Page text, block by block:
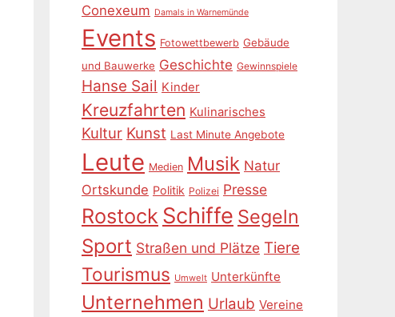
Conexeum Damals in Warnemünde
Events Fotowettbewerb Gebäude
und Bauwerke Geschichte Gewinnspiele
Hanse Sail Kinder
Kreuzfahrten Kulinarisches
Kultur Kunst Last Minute Angebote
Leute Medien Musik Natur
Ortskunde Politik Polizei Presse
Rostock Schiffe Segeln
Sport Straßen und Plätze Tiere
Tourismus Umwelt Unterkünfte
Unternehmen Urlaub Vereine